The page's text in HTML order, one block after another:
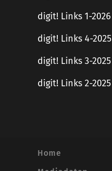
digit! Links 1-2026
digit! Links 4-2025
digit! Links 3-2025
digit! Links 2-2025
Home